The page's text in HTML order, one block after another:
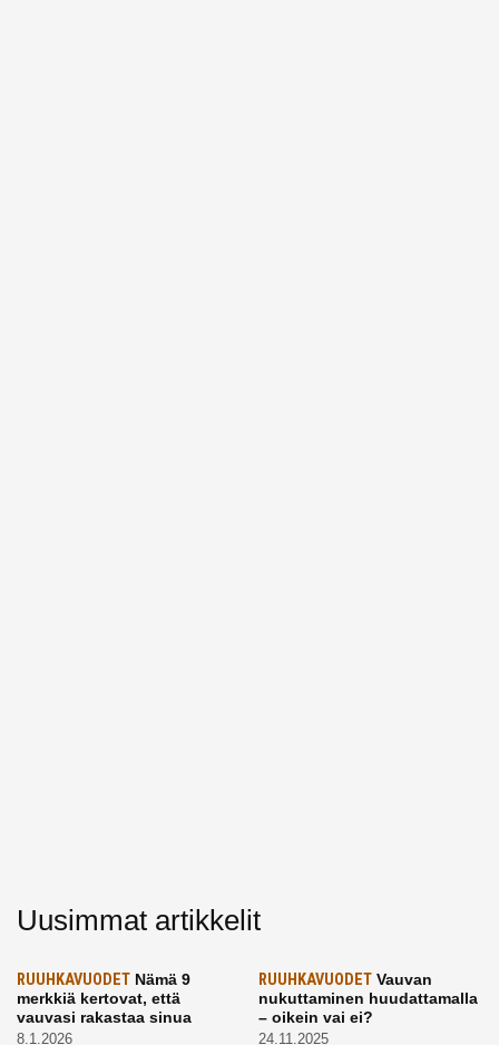
Uusimmat artikkelit
RUUHKAVUODET Nämä 9
merkkiä kertovat, että
vauvasi rakastaa sinua
8.1.2026
RUUHKAVUODETVauvan
nukuttaminen huudattamalla
– oikein vai ei?
24.11.2025